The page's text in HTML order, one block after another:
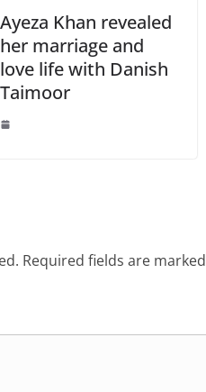
Ayeza Khan revealed
her marriage and
love life with Danish
Taimoor
Required fields are marked